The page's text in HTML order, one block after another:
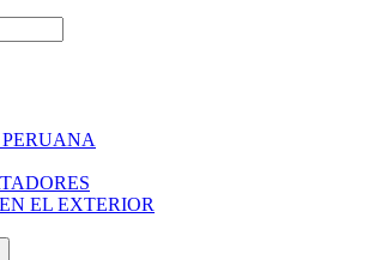
EL EXTERIOR